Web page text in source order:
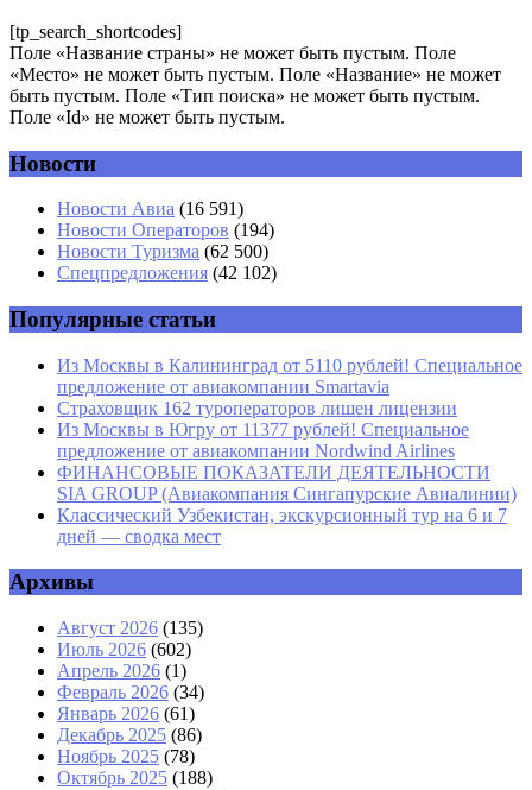
Имя *
Email*
[tp_search_shortcodes]
Поле «Название страны» не может быть пустым. Поле
«Место» не может быть пустым. Поле «Название» не может
быть пустым. Поле «Тип поиска» не может быть пустым.
Поле «Id» не может быть пустым.
Новости
Новости Авиа (16 591)
Новости Операторов (194)
Новости Туризма (62 500)
Спецпредложения (42 102)
Популярные статьи
Из Москвы в Калининград от 5110 рублей! Специальное
предложение от авиакомпании Smartavia
Страховщик 162 туроператоров лишен лицензии
Из Москвы в Югру от 11377 рублей! Специальное
предложение от авиакомпании Nordwind Airlines
ФИНАНСОВЫЕ ПОКАЗАТЕЛИ ДЕЯТЕЛЬНОСТИ
SIA GROUP (Авиакомпания Сингапурские Авиалинии)
Классический Узбекистан, экскурсионный тур на 6 и 7
дней — сводка мест
Архивы
Август 2026 (135)
Июль 2026 (602)
Апрель 2026 (1)
Февраль 2026 (34)
Январь 2026 (61)
Декабрь 2025 (86)
Ноябрь 2025 (78)
Октябрь 2025 (188)